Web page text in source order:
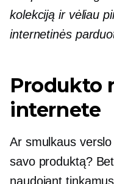
kolekciją ir vėliau
internetinės
Produkto
internete
Ar smulkaus
savo produktą?
naudojant